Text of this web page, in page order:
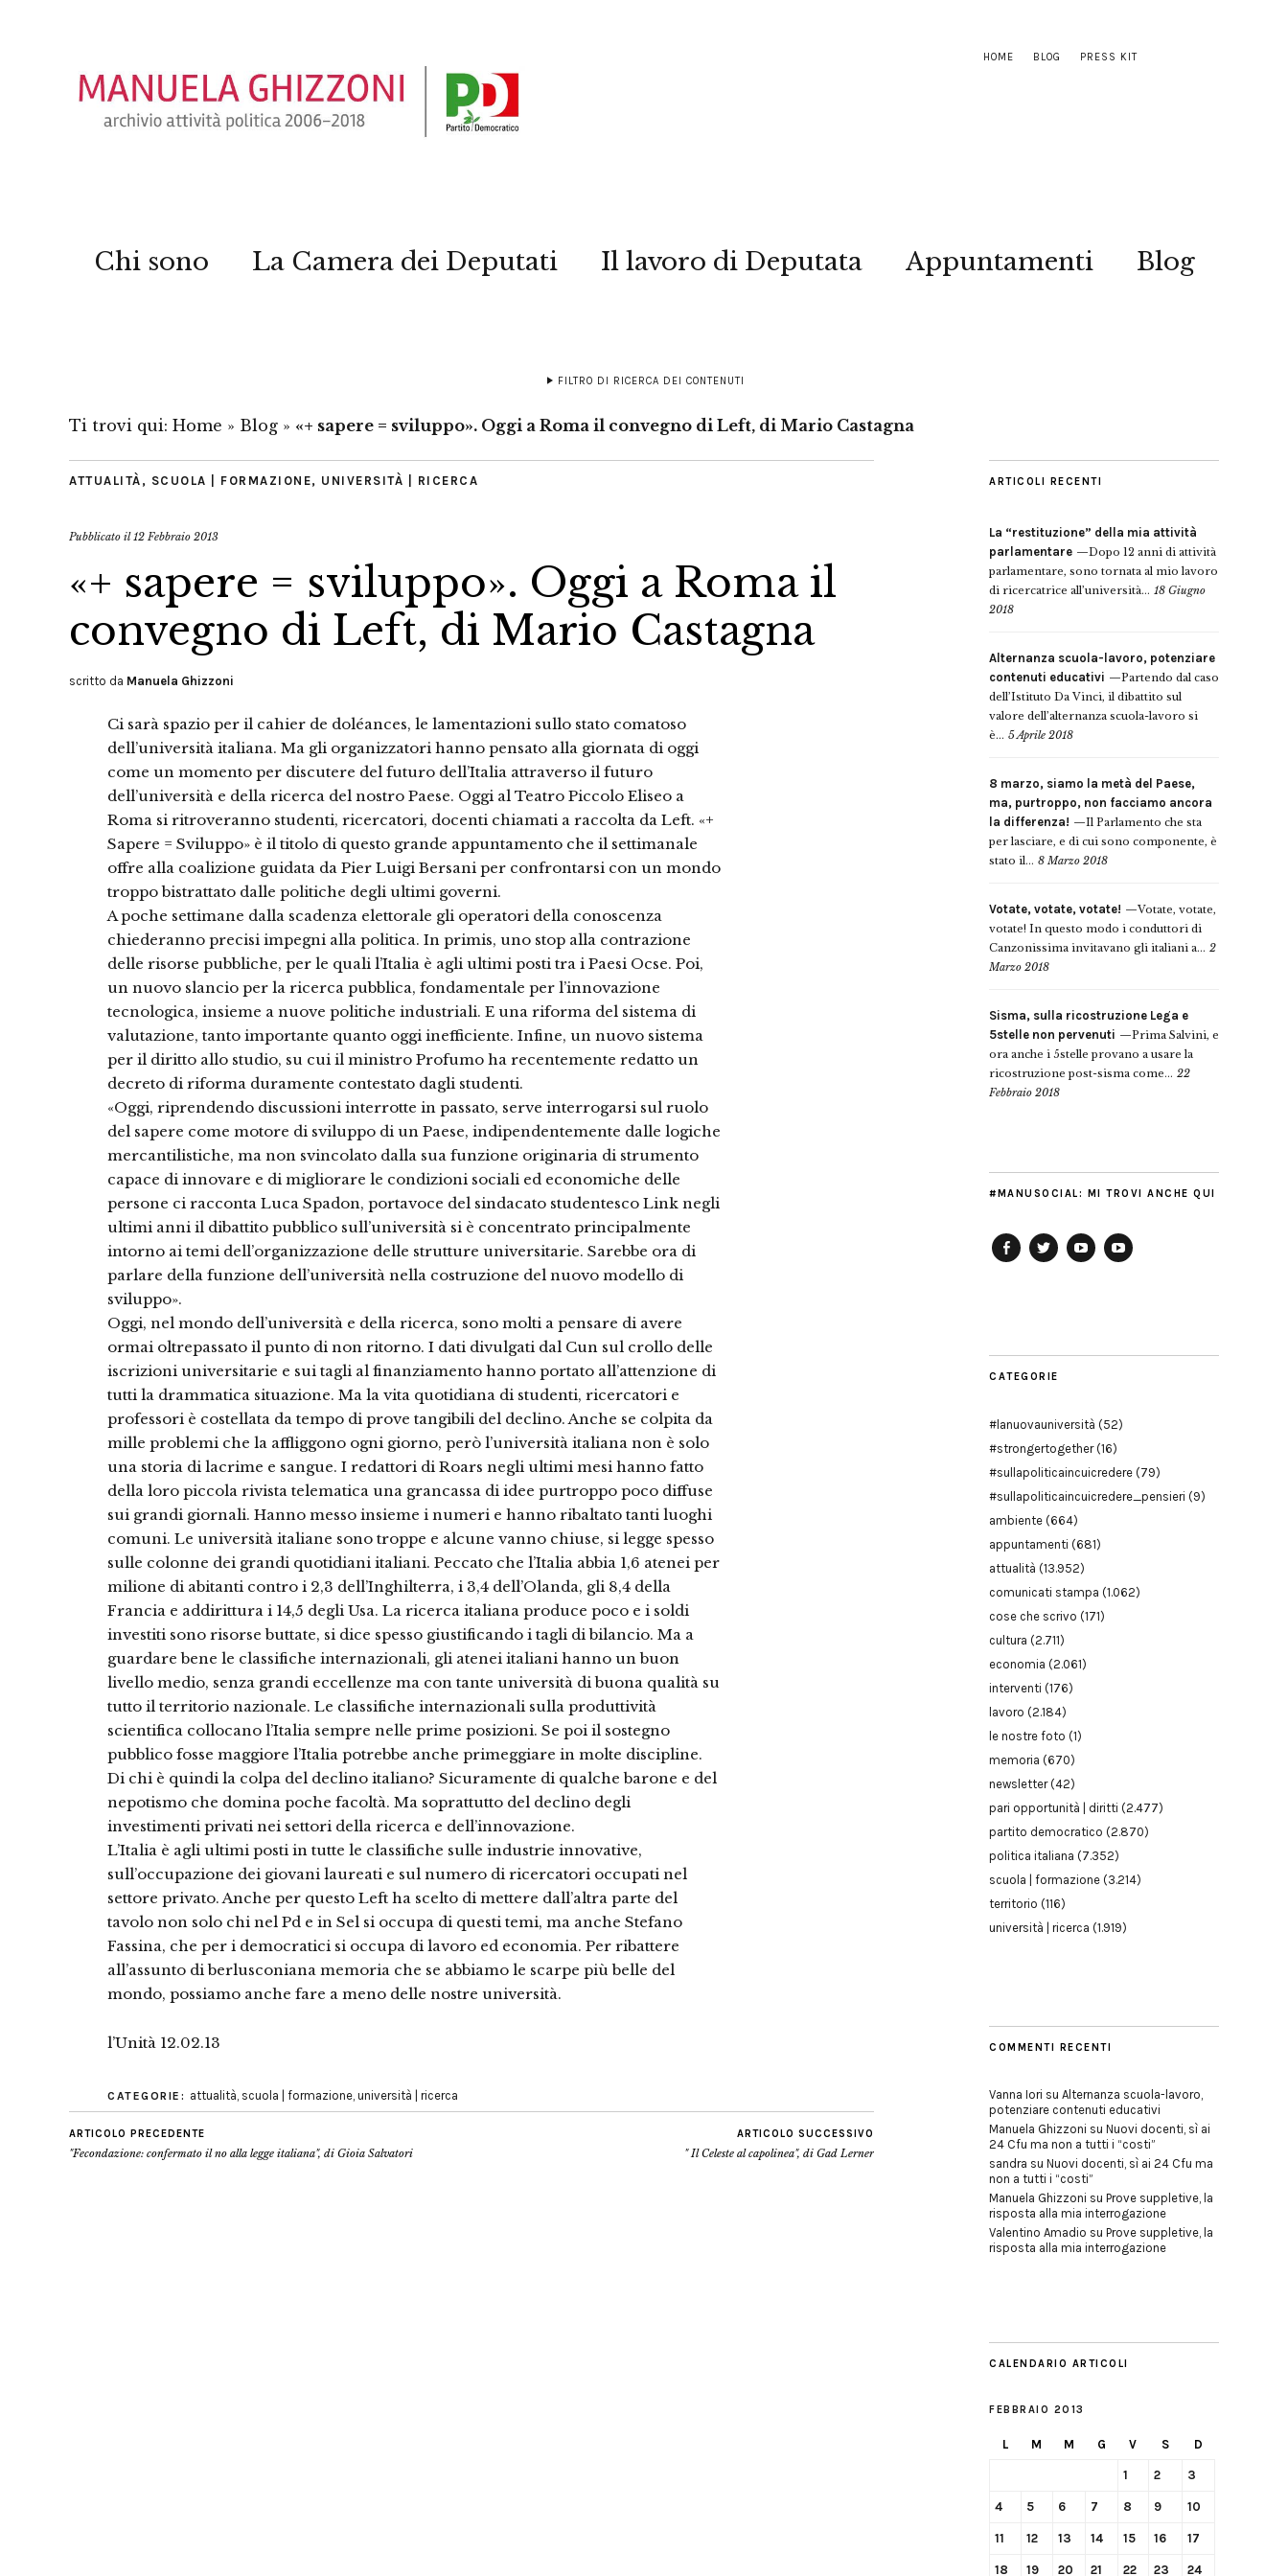
HOME BLOG PRESS KIT
Chi sono La Camera dei Deputati Il lavoro di Deputata Appuntamenti Blog
FILTRO DI RICERCA DEI CONTENUTI
Ti trovi qui: Home » Blog » «+ sapere = sviluppo». Oggi a Roma il convegno di Left, di Mario Castagna
ATTUALITÀ , SCUOLA | FORMAZIONE, UNIVERSITÀ | RICERCA
Pubblicato il12 Febbraio 2013
«+ sapere = sviluppo». Oggi a Roma il
convegno di Left, di Mario Castagna
scritto da Manuela Ghizzoni
Ci sarà spazio per il cahier de doléances, le lamentazioni sullo stato comatoso
dell’università italiana. Ma gli organizzatori hanno pensato alla giornata di oggi
come un momento per discutere del futuro dell’Italia attraverso il futuro
dell’università e della ricerca del nostro Paese. Oggi al Teatro Piccolo Eliseo a
Roma si ritroveranno studenti, ricercatori, docenti chiamati a raccolta da Left. «+
Sapere = Sviluppo» è il titolo di questo grande appuntamento che il settimanale
offre alla coalizione guidata da Pier Luigi Bersani per confrontarsi con un mondo
troppo bistrattato dalle politiche degli ultimi governi.
A poche settimane dalla scadenza elettorale gli operatori della conoscenza
chiederanno precisi impegni alla politica. In primis, uno stop alla contrazione
delle risorse pubbliche, per le quali l’Italia è agli ultimi posti tra i Paesi Ocse. Poi,
un nuovo slancio per la ricerca pubblica, fondamentale per l’innovazione
tecnologica, insieme a nuove politiche industriali. E una riforma del sistema di
valutazione, tanto importante quanto oggi inefficiente. Infine, un nuovo sistema
per il diritto allo studio, su cui il ministro Profumo ha recentemente redatto un
decreto di riforma duramente contestato dagli studenti.
«Oggi, riprendendo discussioni interrotte in passato, serve interrogarsi sul ruolo
del sapere come motore di sviluppo di un Paese, indipendentemente dalle logiche
mercantilistiche, ma non svincolato dalla sua funzione originaria di strumento
capace di innovare e di migliorare le condizioni sociali ed economiche delle
persone ci racconta Luca Spadon, portavoce del sindacato studentesco Link negli
ultimi anni il dibattito pubblico sull’università si è concentrato principalmente
intorno ai temi dell’organizzazione delle strutture universitarie. Sarebbe ora di
parlare della funzione dell’università nella costruzione del nuovo modello di
sviluppo».
Oggi, nel mondo dell’università e della ricerca, sono molti a pensare di avere
ormai oltrepassato il punto di non ritorno. I dati divulgati dal Cun sul crollo delle
iscrizioni universitarie e sui tagli al finanziamento hanno portato all’attenzione di
tutti la drammatica situazione. Ma la vita quotidiana di studenti, ricercatori e
professori è costellata da tempo di prove tangibili del declino. Anche se colpita da
mille problemi che la affliggono ogni giorno, però l’università italiana non è solo
una storia di lacrime e sangue. I redattori di Roars negli ultimi mesi hanno fatto
della loro piccola rivista telematica una grancassa di idee purtroppo poco diffuse
sui grandi giornali. Hanno messo insieme i numeri e hanno ribaltato tanti luoghi
comuni. Le università italiane sono troppe e alcune vanno chiuse, si legge spesso
sulle colonne dei grandi quotidiani italiani. Peccato che l’Italia abbia 1,6 atenei per
milione di abitanti contro i 2,3 dell’Inghilterra, i 3,4 dell’Olanda, gli 8,4 della
Francia e addirittura i 14,5 degli Usa. La ricerca italiana produce poco e i soldi
investiti sono risorse buttate, si dice spesso giustificando i tagli di bilancio. Ma a
guardare bene le classifiche internazionali, gli atenei italiani hanno un buon
livello medio, senza grandi eccellenze ma con tante università di buona qualità su
tutto il territorio nazionale. Le classifiche internazionali sulla produttività
scientifica collocano l’Italia sempre nelle prime posizioni. Se poi il sostegno
pubblico fosse maggiore l’Italia potrebbe anche primeggiare in molte discipline.
Di chi è quindi la colpa del declino italiano? Sicuramente di qualche barone e del
nepotismo che domina poche facoltà. Ma soprattutto del declino degli
investimenti privati nei settori della ricerca e dell’innovazione.
L’Italia è agli ultimi posti in tutte le classifiche sulle industrie innovative,
sull’occupazione dei giovani laureati e sul numero di ricercatori occupati nel
settore privato. Anche per questo Left ha scelto di mettere dall’altra parte del
tavolo non solo chi nel Pd e in Sel si occupa di questi temi, ma anche Stefano
Fassina, che per i democratici si occupa di lavoro ed economia. Per ribattere
all’assunto di berlusconiana memoria che se abbiamo le scarpe più belle del
mondo, possiamo anche fare a meno delle nostre università.
l’Unità 12.02.13
CATEGORIE: attualità, scuola | formazione, università | ricerca
ARTICOLO PRECEDENTE
"Fecondazione: confermato il no alla legge italiana", di Gioia Salvatori
ARTICOLO SUCCESSIVO
" Il Celeste al capolinea", di Gad Lerner
ARTICOLI RECENTI
La “restituzione” della mia attività
parlamentare
Dopo 12 anni di attività
parlamentare, sono tornata al mio lavoro
di ricercatrice all’università... 18 Giugno
2018
Alternanza scuola-lavoro, potenziare
contenuti educativi
Partendo dal caso
dell’Istituto Da Vinci, il dibattito sul
valore dell’alternanza scuola-lavoro si
è... 5 Aprile 2018
8 marzo, siamo la metà del Paese,
ma, purtroppo, non facciamo ancora
la differenza!
Il Parlamento che sta
per lasciare, e di cui sono componente, è
stato il... 8 Marzo 2018
Votate, votate, votate!
Votate, votate,
votate! In questo modo i conduttori di
Canzonissima invitavano gli italiani a... 2
Marzo 2018
Sisma, sulla ricostruzione Lega e
5stelle non pervenuti
Prima Salvini, e
ora anche i 5stelle provano a usare la
ricostruzione post-sisma come... 22
Febbraio 2018
#MANUSOCIAL: MI TROVI ANCHE QUI
CATEGORIE
#lanuovauniversità (52)
#strongertogether(16)
#sullapoliticaincuicredere (79)
#sullapoliticaincuicredere_pensieri (9)
ambiente (664)
appuntamenti (681)
attualità (13.952)
comunicati stampa (1.062)
cose che scrivo (171)
cultura (2.711)
economia (2.061)
interventi (176)
lavoro (2.184)
le nostre foto (1)
memoria (670)
newsletter(42)
pari opportunità | diritti (2.477)
partito democratico (2.870)
politica italiana (7.352)
scuola | formazione (3.214)
territorio (116)
università | ricerca (1.919)
COMMENTI RECENTI
Vanna Iori su Alternanza scuola-lavoro,
potenziare contenuti educativi
Manuela Ghizzoni su Nuovi docenti, sì ai
24 Cfu ma non a tutti i “costi”
sandra su Nuovi docenti, sì ai 24 Cfu ma
non a tutti i “costi”
Manuela Ghizzoni su Prove suppletive, la
risposta alla mia interrogazione
Valentino Amadio su Prove suppletive, la
risposta alla mia interrogazione
CALENDARIO ARTICOLI
FEBBRAIO 2013
L M M G V S D
1 2 3
4 5 6 7 8 9 10
11 12 13 14 15 16 17
18 19 20 21 22 23 24